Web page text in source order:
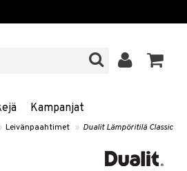
Kampanjat
Leivänpaahtimet » Dualit Lämpöritilä Classic